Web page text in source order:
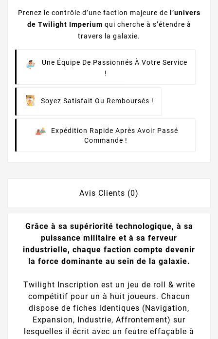
Prenez le contrôle d’une faction majeure de
l’univers
de Twilight Imperium qui cherche à s’étendre à
travers la galaxie.
Une Équipe De Passionnés À Votre Service
!
Soyez Satisfait Ou Remboursés !
Expédition Rapide Après Avoir Passé
Commande !
Avis Clients (0)
Grâce à sa supériorité technologique, à sa
puissance militaire et à sa ferveur
industrielle, chaque faction compte devenir
la force dominante au sein de la galaxie.
Twilight Inscription est un jeu de roll & write
compétitif pour un à huit joueurs. Chacun
dispose de fiches identiques (Navigation,
Expansion, Industrie, Affrontement) sur
lesquelles il écrit avec un feutre effaçable à